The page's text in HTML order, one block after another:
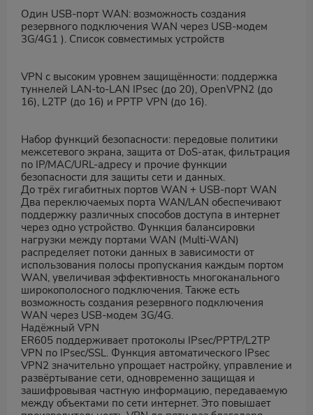
Один USB-порт WAN: возможность создания
резервного подключения WAN через USB‑модем
3G/4G1 ). Список совместимых устройств
VPN с высоким уровнем защищённости: поддержка
туннелей LAN-to-LAN IPsec (до 20), OpenVPN2 (до
16), L2TP (до 16) и PPTP VPN (до 16).
Набор функций безопасности: передовые политики
межсетевого экрана, защита от DoS-атак, фильтрация
по IP/MAC/URL-адресу и прочие функции
безопасности для защиты сети и данных.
До трёх гигабитных портов WAN + USB‑порт WAN
Два переключаемых порта WAN/LAN обеспечивают
поддержку различных способов доступа в интернет
через одно устройство. Функция балансировки
нагрузки между портами WAN (Multi-WAN)
распределяет потоки данных в зависимости от
использования полосы пропускания каждым портом
WAN, увеличивая эффективность многоканального
широкополосного подключения. Также есть
возможность создания резервного подключения
WAN через USB‑модем 3G/4G.
Надёжный VPN
ER605 поддерживает протоколы IPsec/PPTP/L2TP
VPN по IPsec/SSL. Функция автоматического IPsec
VPN2 значительно упрощает настройку, управление и
развёртывание сети, одновременно защищая и
зашифровывая частную информацию, передаваемую
между объектами по сети интернет. Это повышает